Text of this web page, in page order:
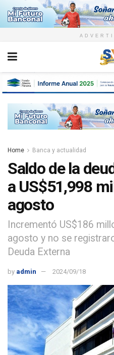
Home Banca y actualidad
Saldo de la
a US$51,998
agosto
Incrementó US$186
agosto y no se
Deuda Externa
by admin 2024/09/18